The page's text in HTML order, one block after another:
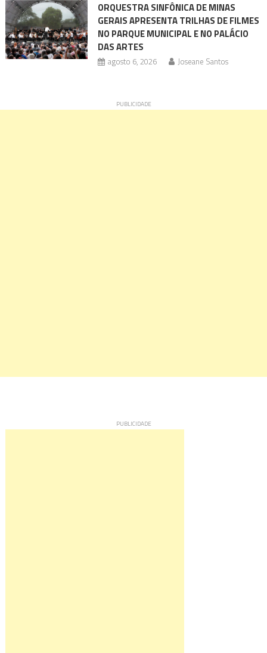
ORQUESTRA SINFÔNICA DE MINAS
GERAIS APRESENTA TRILHAS DE FILMES
NO PARQUE MUNICIPAL E NO PALÁCIO
DAS ARTES
agosto 6, 2026 Joseane Santos